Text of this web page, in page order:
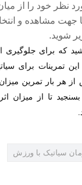
نظر خود را از
جهت مشاهده و
شوید.
که برای جلوگیری
این تمرینات برای
هر بار تمرین
تا از میزان
سياتيک با ورزش